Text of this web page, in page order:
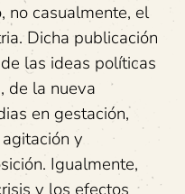
no casualmente, el
Dicha publicación
las ideas políticas
de la nueva
en gestación,
y
Igualmente,